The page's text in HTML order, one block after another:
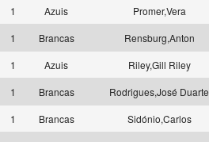
1 Azuis Promer,Vera
1 Brancas Rensburg,Anton
1 Azuis Riley,Gill Riley
1 Brancas Rodrigues,José Duarte
1 Brancas Sidónio,Carlos